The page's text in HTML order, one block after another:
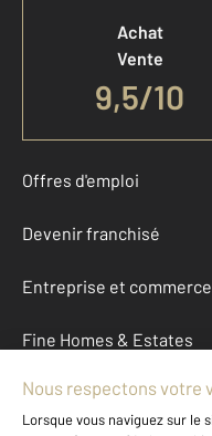
Achat
Vente
9,5/10
Offres d'emploi
Devenir franchisé
Entreprise et commerce
Fine Homes & Estates
À propos